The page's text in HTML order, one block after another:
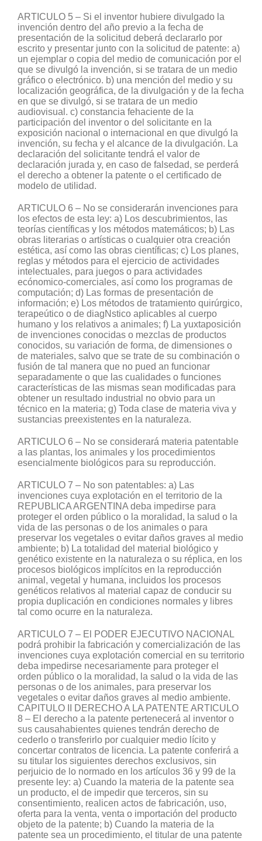
ARTICULO 5 – Si el inventor hubiere divulgado la
invención dentro del año previo a la fecha de
presentación de la solicitud deberá declararlo por
escrito y presentar junto con la solicitud de patente: a)
un ejemplar o copia del medio de comunicación por el
que se divulgó la invención, si se tratara de un medio
gráfico o electrónico. b) una mención del medio y su
localización geográfica, de la divulgación y de la fecha
en que se divulgó, si se tratara de un medio
audiovisual. c) constancia fehaciente de la
participación del inventor o del solicitante en la
exposición nacional o internacional en que divulgó la
invención, su fecha y el alcance de la divulgación. La
declaración del solicitante tendrá el valor de
declaración jurada y, en caso de falsedad, se perderá
el derecho a obtener la patente o el certificado de
modelo de utilidad.
ARTICULO 6 – No se considerarán invenciones para
los efectos de esta ley: a) Los descubrimientos, las
teorías científicas y los métodos matemáticos; b) Las
obras literarias o artísticas o cualquier otra creación
estética, así como las obras científicas; c) Los planes,
reglas y métodos para el ejercicio de actividades
intelectuales, para juegos o para actividades
ecónomico-comerciales, así como los programas de
computación; d) Las formas de presentación de
información; e) Los métodos de tratamiento quirúrgico,
terapeútico o de diagNstico aplicables al cuerpo
humano y los relativos a animales; f) La yuxtaposición
de invenciones conocidas o mezclas de productos
conocidos, su variación de forma, de dimensiones o
de materiales, salvo que se trate de su combinación o
fusión de tal manera que no pued an funcionar
separadamente o que las cualidades o funciones
características de las mismas sean modificadas para
obtener un resultado industrial no obvio para un
técnico en la materia; g) Toda clase de materia viva y
sustancias preexistentes en la naturaleza.
ARTICULO 6 – No se considerará materia patentable
a las plantas, los animales y los procedimientos
esencialmente biológicos para su reproducción.
ARTICULO 7 – No son patentables: a) Las
invenciones cuya explotación en el territorio de la
REPUBLICA ARGENTINA deba impedirse para
proteger el orden público o la moralidad, la salud o la
vida de las personas o de los animales o para
preservar los vegetales o evitar daños graves al medio
ambiente; b) La totalidad del material biológico y
genético existente en la naturaleza o su réplica, en los
procesos biológicos implícitos en la reproducción
animal, vegetal y humana, incluidos los procesos
genéticos relativos al material capaz de conducir su
propia duplicación en condiciones normales y libres
tal como ocurre en la naturaleza.
ARTICULO 7 – El PODER EJECUTIVO NACIONAL
podrá prohibir la fabricación y comercialización de las
invenciones cuya explotación comercial en su territorio
deba impedirse necesariamente para proteger el
orden público o la moralidad, la salud o la vida de las
personas o de los animales, para preservar los
vegetales o evitar daños graves al medio ambiente.
CAPITULO II DERECHO A LA PATENTE ARTICULO
8 – El derecho a la patente pertenecerá al inventor o
sus causahabientes quienes tendrán derecho de
cederlo o transferirlo por cualquier medio lícito y
concertar contratos de licencia. La patente conferirá a
su titular los siguientes derechos exclusivos, sin
perjuicio de lo normado en los artículos 36 y 99 de la
presente ley: a) Cuando la materia de la patente sea
un producto, el de impedir que terceros, sin su
consentimiento, realicen actos de fabricación, uso,
oferta para la venta, venta o importación del producto
objeto de la patente; b) Cuando la materia de la
patente sea un procedimiento, el titular de una patente